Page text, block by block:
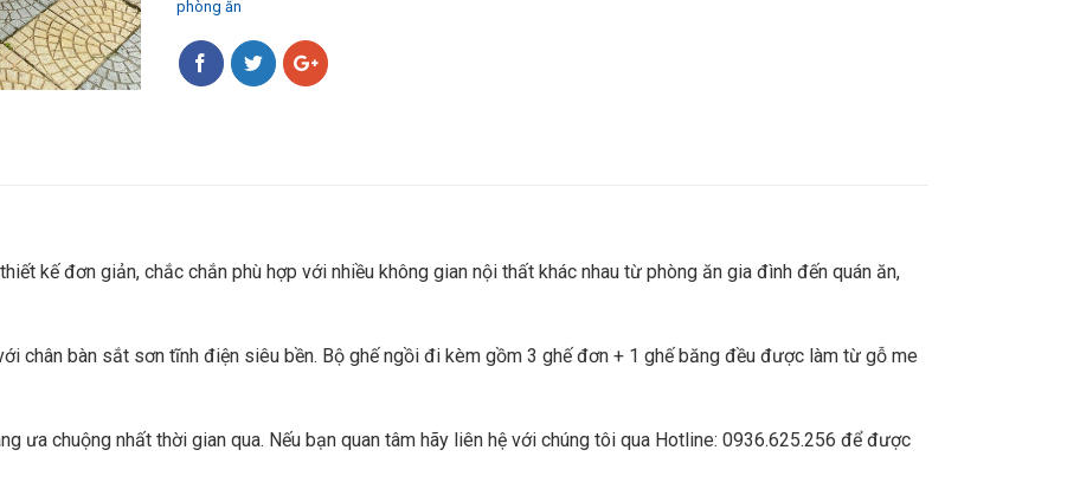
phòng ăn
kế đơn giản, chắc chắn phù hợp với nhiều không gian nội thất khác nhau từ phòng ăn gia đình đến quán ăn,
chân bàn sắt sơn tĩnh điện siêu bền. Bộ ghế ngồi đi kèm gồm 3 ghế đơn + 1 ghế băng đều được làm từ gỗ me
ưa chuộng nhất thời gian qua. Nếu bạn quan tâm hãy liên hệ với chúng tôi qua Hotline: 0936.625.256 để được